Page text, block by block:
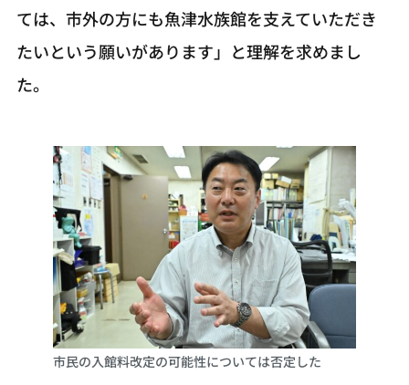
ては、市外の方にも魚津水族館を支えていただき
たいという願いがあります」と理解を求めまし
た。
市民の入館料改定の可能性については否定した